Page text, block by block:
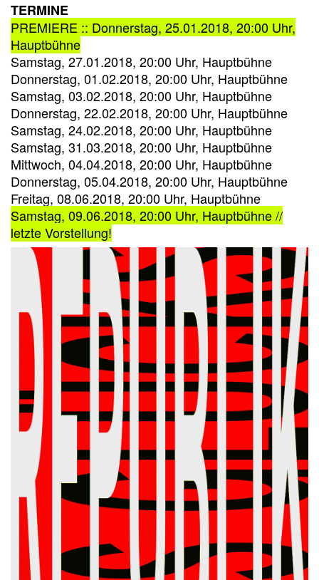
TERMINE
PREMIERE :: Donnerstag, 25.01.2018, 20:00 Uhr,
Hauptbühne
Samstag, 27.01.2018, 20:00 Uhr, Hauptbühne
Donnerstag, 01.02.2018, 20:00 Uhr, Hauptbühne
Samstag, 03.02.2018, 20:00 Uhr, Hauptbühne
Donnerstag, 22.02.2018, 20:00 Uhr, Hauptbühne
Samstag, 24.02.2018, 20:00 Uhr, Hauptbühne
Samstag, 31.03.2018, 20:00 Uhr, Hauptbühne
Mittwoch, 04.04.2018, 20:00 Uhr, Hauptbühne
Donnerstag, 05.04.2018, 20:00 Uhr, Hauptbühne
Freitag, 08.06.2018, 20:00 Uhr, Hauptbühne
Samstag, 09.06.2018, 20:00 Uhr, Hauptbühne //
letzte Vorstellung!